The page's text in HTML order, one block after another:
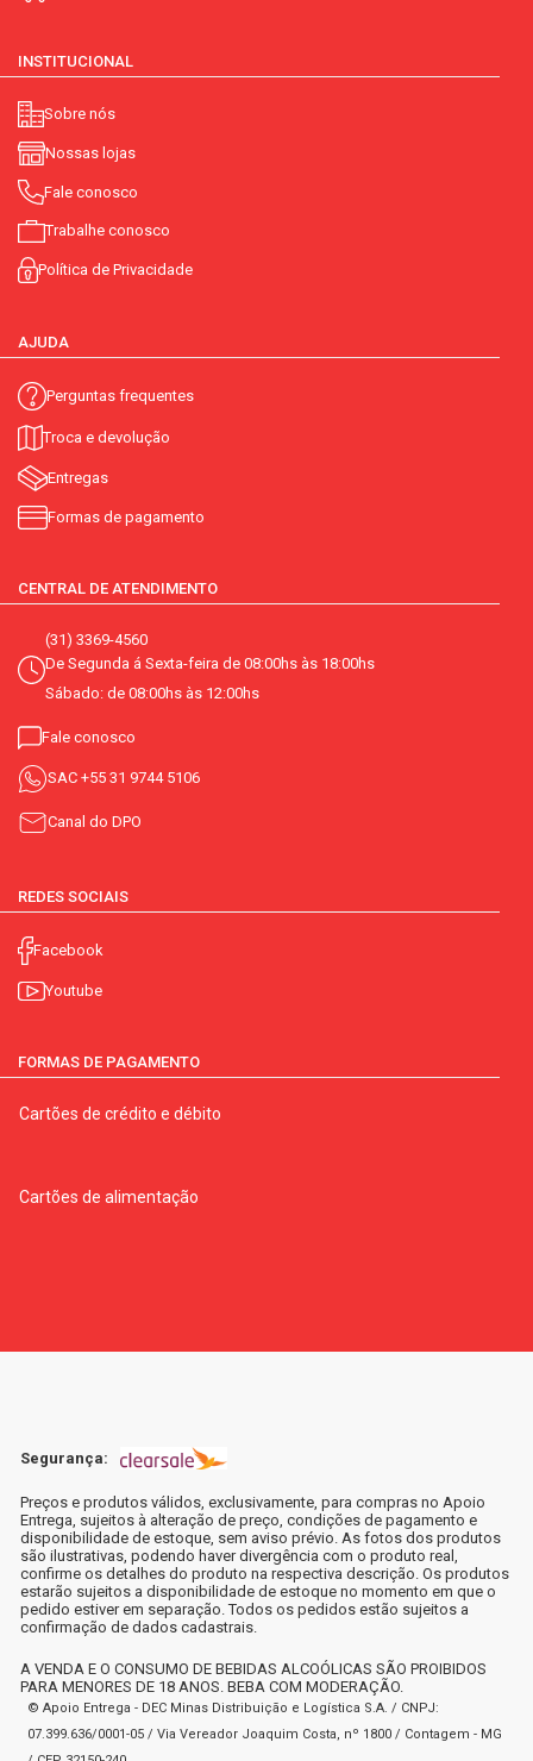
INSTITUCIONAL
Sobre nós
Nossas lojas
Fale conosco
Trabalhe conosco
Política de Privacidade
AJUDA
Perguntas frequentes
Troca e devolução
Entregas
Formas de pagamento
CENTRAL DE ATENDIMENTO
(31) 3369-4560
De Segunda á Sexta-feira de 08:00hs às 18:00hs
Sábado: de 08:00hs às 12:00hs
Fale conosco
SAC +55 31 9744 5106
Canal do DPO
REDES SOCIAIS
Facebook
Youtube
FORMAS DE PAGAMENTO
Cartões de crédito e débito
Cartões de alimentação
Segurança:
Preços e produtos válidos, exclusivamente, para compras no Apoio
Entrega, sujeitos à alteração de preço, condições de pagamento e
disponibilidade de estoque, sem aviso prévio. As fotos dos produtos
são ilustrativas, podendo haver divergência com o produto real,
confirme os detalhes do produto na respectiva descrição. Os produtos
estarão sujeitos a disponibilidade de estoque no momento em que o
pedido estiver em separação. Todos os pedidos estão sujeitos a
confirmação de dados cadastrais.
A VENDA E O CONSUMO DE BEBIDAS ALCOÓLICAS SÃO PROIBIDOS
PARA MENORES DE 18 ANOS. BEBA COM MODERAÇÃO.
© Apoio Entrega - DEC Minas Distribuição e Logística S.A. / CNPJ:
07.399.636/0001-05 / Via Vereador Joaquim Costa, nº 1800 / Contagem - MG